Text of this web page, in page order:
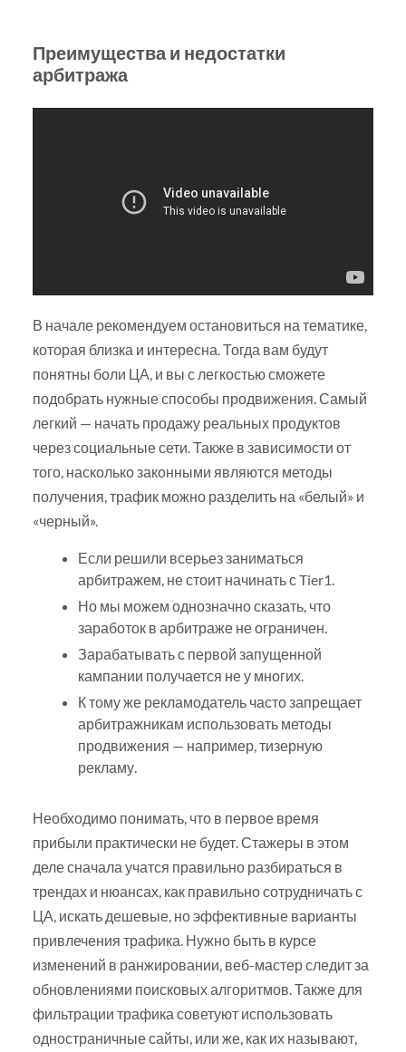
Преимущества и недостатки
арбитража
В начале рекомендуем остановиться на тематике,
которая близка и интересна. Тогда вам будут
понятны боли ЦА, и вы с легкостью сможете
подобрать нужные способы продвижения. Самый
легкий — начать продажу реальных продуктов
через социальные сети. Также в зависимости от
того, насколько законными являются методы
получения, трафик можно разделить на «белый» и
«черный».
Если решили всерьез заниматься
арбитражем, не стоит начинать с Tier1.
Но мы можем однозначно сказать, что
заработок в арбитраже не ограничен.
Зарабатывать с первой запущенной
кампании получается не у многих.
К тому же рекламодатель часто запрещает
арбитражникам использовать методы
продвижения — например, тизерную
рекламу.
Необходимо понимать, что в первое время
прибыли практически не будет. Стажеры в этом
деле сначала учатся правильно разбираться в
трендах и нюансах, как правильно сотрудничать с
ЦА, искать дешевые, но эффективные варианты
привлечения трафика. Нужно быть в курсе
изменений в ранжировании, веб-мастер следит за
обновлениями поисковых алгоритмов. Также для
фильтрации трафика советуют использовать
одностраничные сайты, или же, как их называют,